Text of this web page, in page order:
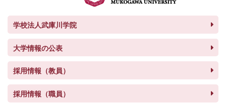
学校法人武庫川学院
大学情報の公表
採用情報（教員）
採用情報（職員）